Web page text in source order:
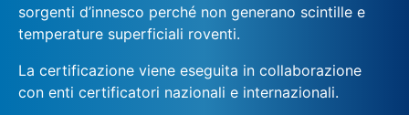
sorgenti d’innesco perché non generano scintille e
temperature superficiali roventi.
La certificazione viene eseguita in collaborazione
con enti certificatori nazionali e internazionali.